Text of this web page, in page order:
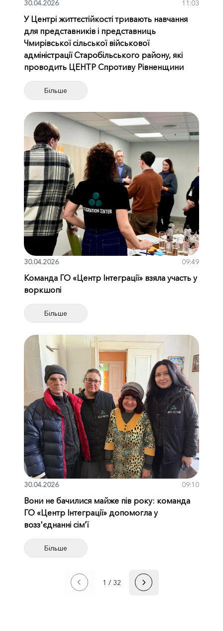
30.04.2026 11:03
У Центрі життєстійкості тривають навчання
для представників і представниць
Чмирівської сільської військової
адміністрації Старобільського району, які
проводить ЦЕНТР Спротиву Рівненщини
Більше
30.04.2026 09:49
Команда ГО «Центр Інтеграції» взяла участь у
воркшопі
Більше
30.04.2026 09:10
Вони не бачилися майже пів року: команда
ГО «Центр Інтеграції» допомогла у
возз'єднанні сім’ї
Більше
1 / 32